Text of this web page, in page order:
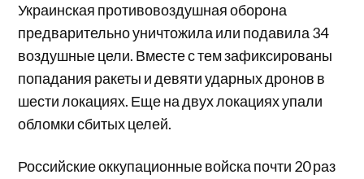
Украинская противовоздушная оборона
предварительно уничтожила или подавила 34
воздушные цели. Вместе с тем зафиксированы
попадания ракеты и девяти ударных дронов в
шести локациях. Еще на двух локациях упали
обломки сбитых целей.
Российские оккупационные войска почти 20 раз